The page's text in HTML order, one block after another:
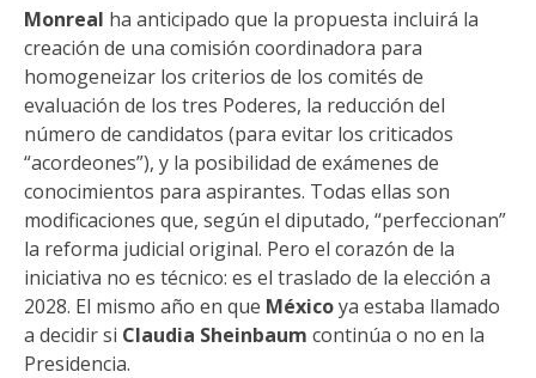
Monreal ha anticipado que la propuesta incluirá la
creación de una comisión coordinadora para
homogeneizar los criterios de los comités de
evaluación de los tres Poderes, la reducción del
número de candidatos (para evitar los criticados
“acordeones”), y la posibilidad de exámenes de
conocimientos para aspirantes. Todas ellas son
modificaciones que, según el diputado, “perfeccionan”
la reforma judicial original. Pero el corazón de la
iniciativa no es técnico: es el traslado de la elección a
2028. El mismo año en que Méxicoya estaba llamado
a decidir si Claudia Sheinbaum continúa o no en la
Presidencia.